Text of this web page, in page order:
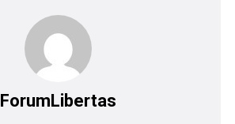
ForumLibertas